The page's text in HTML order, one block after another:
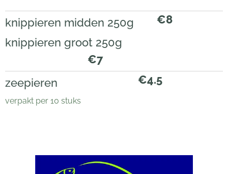
knippieren midden 250g
knippieren groot 250g
€7
€8
zeepieren
verpakt per 10 stuks
€4.5